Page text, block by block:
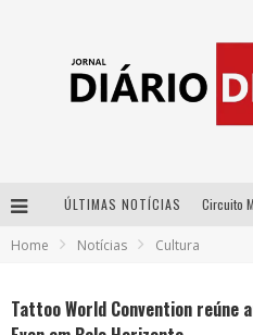
ÚLTIMAS NOTÍCIAS
Home Notícias Cultura
Tattoo World Convention reúne